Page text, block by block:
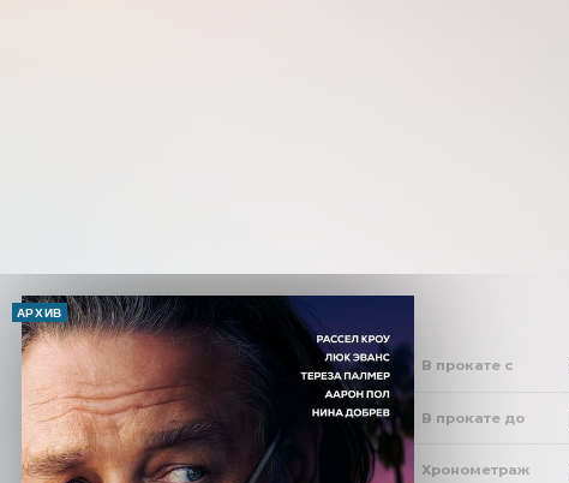
АРХИВ
В прокате с
В прокате до
Хронометраж